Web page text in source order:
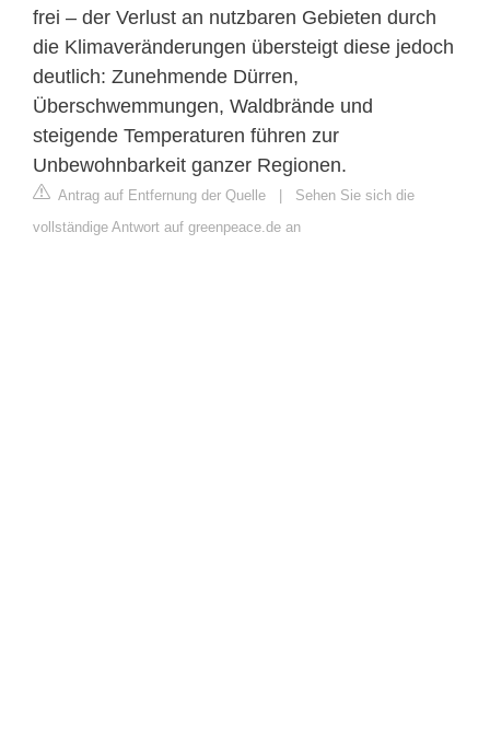
frei – der Verlust an nutzbaren Gebieten durch
die Klimaveränderungen übersteigt diese jedoch
deutlich: Zunehmende Dürren,
Überschwemmungen, Waldbrände und
steigende Temperaturen führen zur
Unbewohnbarkeit ganzer Regionen.
Antrag auf Entfernung der Quelle | Sehen Sie sich die
vollständige Antwort auf greenpeace.de an